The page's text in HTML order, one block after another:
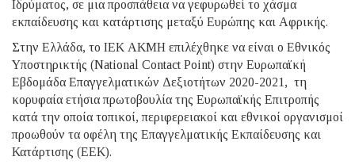
Ιδρύματος, σε μια προσπάθεια να γεφυρωθεί το χάσμα
εκπαίδευσης και κατάρτισης μεταξύ Ευρώπης και Αφρικής.
Στην Ελλάδα, το ΙΕΚ ΑΚΜΗ επιλέχθηκε να είναι ο Εθνικός
Υποστηρικτής (National Contact Point) στην Ευρωπαϊκή
Εβδομάδα Επαγγελματικών Δεξιοτήτων 2020-2021, τη
κορυφαία ετήσια πρωτοβουλία της Ευρωπαϊκής Επιτροπής
κατά την οποία τοπικοί, περιφερειακοί και εθνικοί οργανισμοί
προωθούν τα οφέλη της Επαγγελματικής Εκπαίδευσης και
Κατάρτισης (ΕΕΚ).